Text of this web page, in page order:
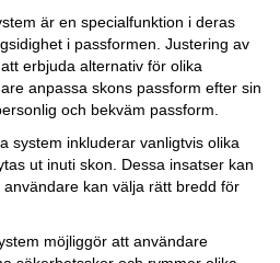
är en specialfunktion i deras
i passformen. Justering av
erbjuda alternativ för olika
anpassa skons passform efter sin
och bekväm passform.
system inkluderar vanligtvis olika
ut inuti skon. Dessa insatser kan
kan välja rätt bredd för
möjliggör att användare